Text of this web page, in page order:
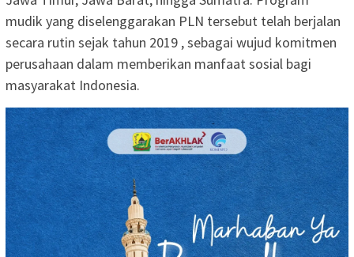
mudik yang diselenggarakan PLN tersebut telah berjalan
secara rutin sejak tahun 2019 , sebagai wujud komitmen
perusahaan dalam memberikan manfaat sosial bagi
masyarakat Indonesia.